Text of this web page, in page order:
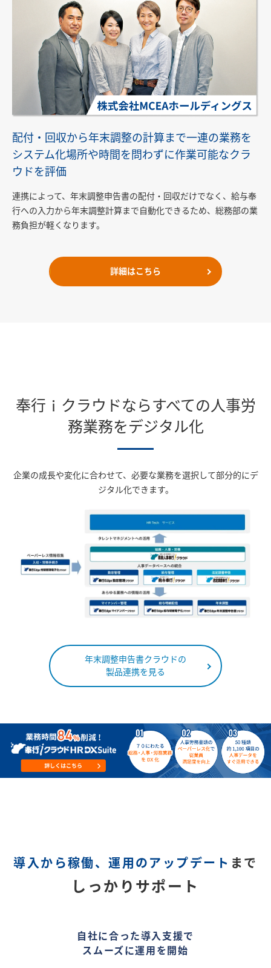
配付・回収から年末調整の計算まで一連の業務を
システム化場所や時間を問わずに作業可能なクラ
ウドを評価
連携によって、年末調整申告書の配付・回収だけでなく、給与奉
行への入力から年末調整計算まで自動化できるため、総務部の業
務負担が軽くなります。
詳細はこちら
奉行ｉクラウドならすべての人事労
務業務をデジタル化
企業の成長や変化に合わせて、必要な業務を選択して部分的にデ
ジタル化できます。
年末調整申告書クラウドの
製品連携を見る
導入から稼働、運用のアップデート まで
しっかりサポート
自社に合った導入支援で
スムーズに運用を開始